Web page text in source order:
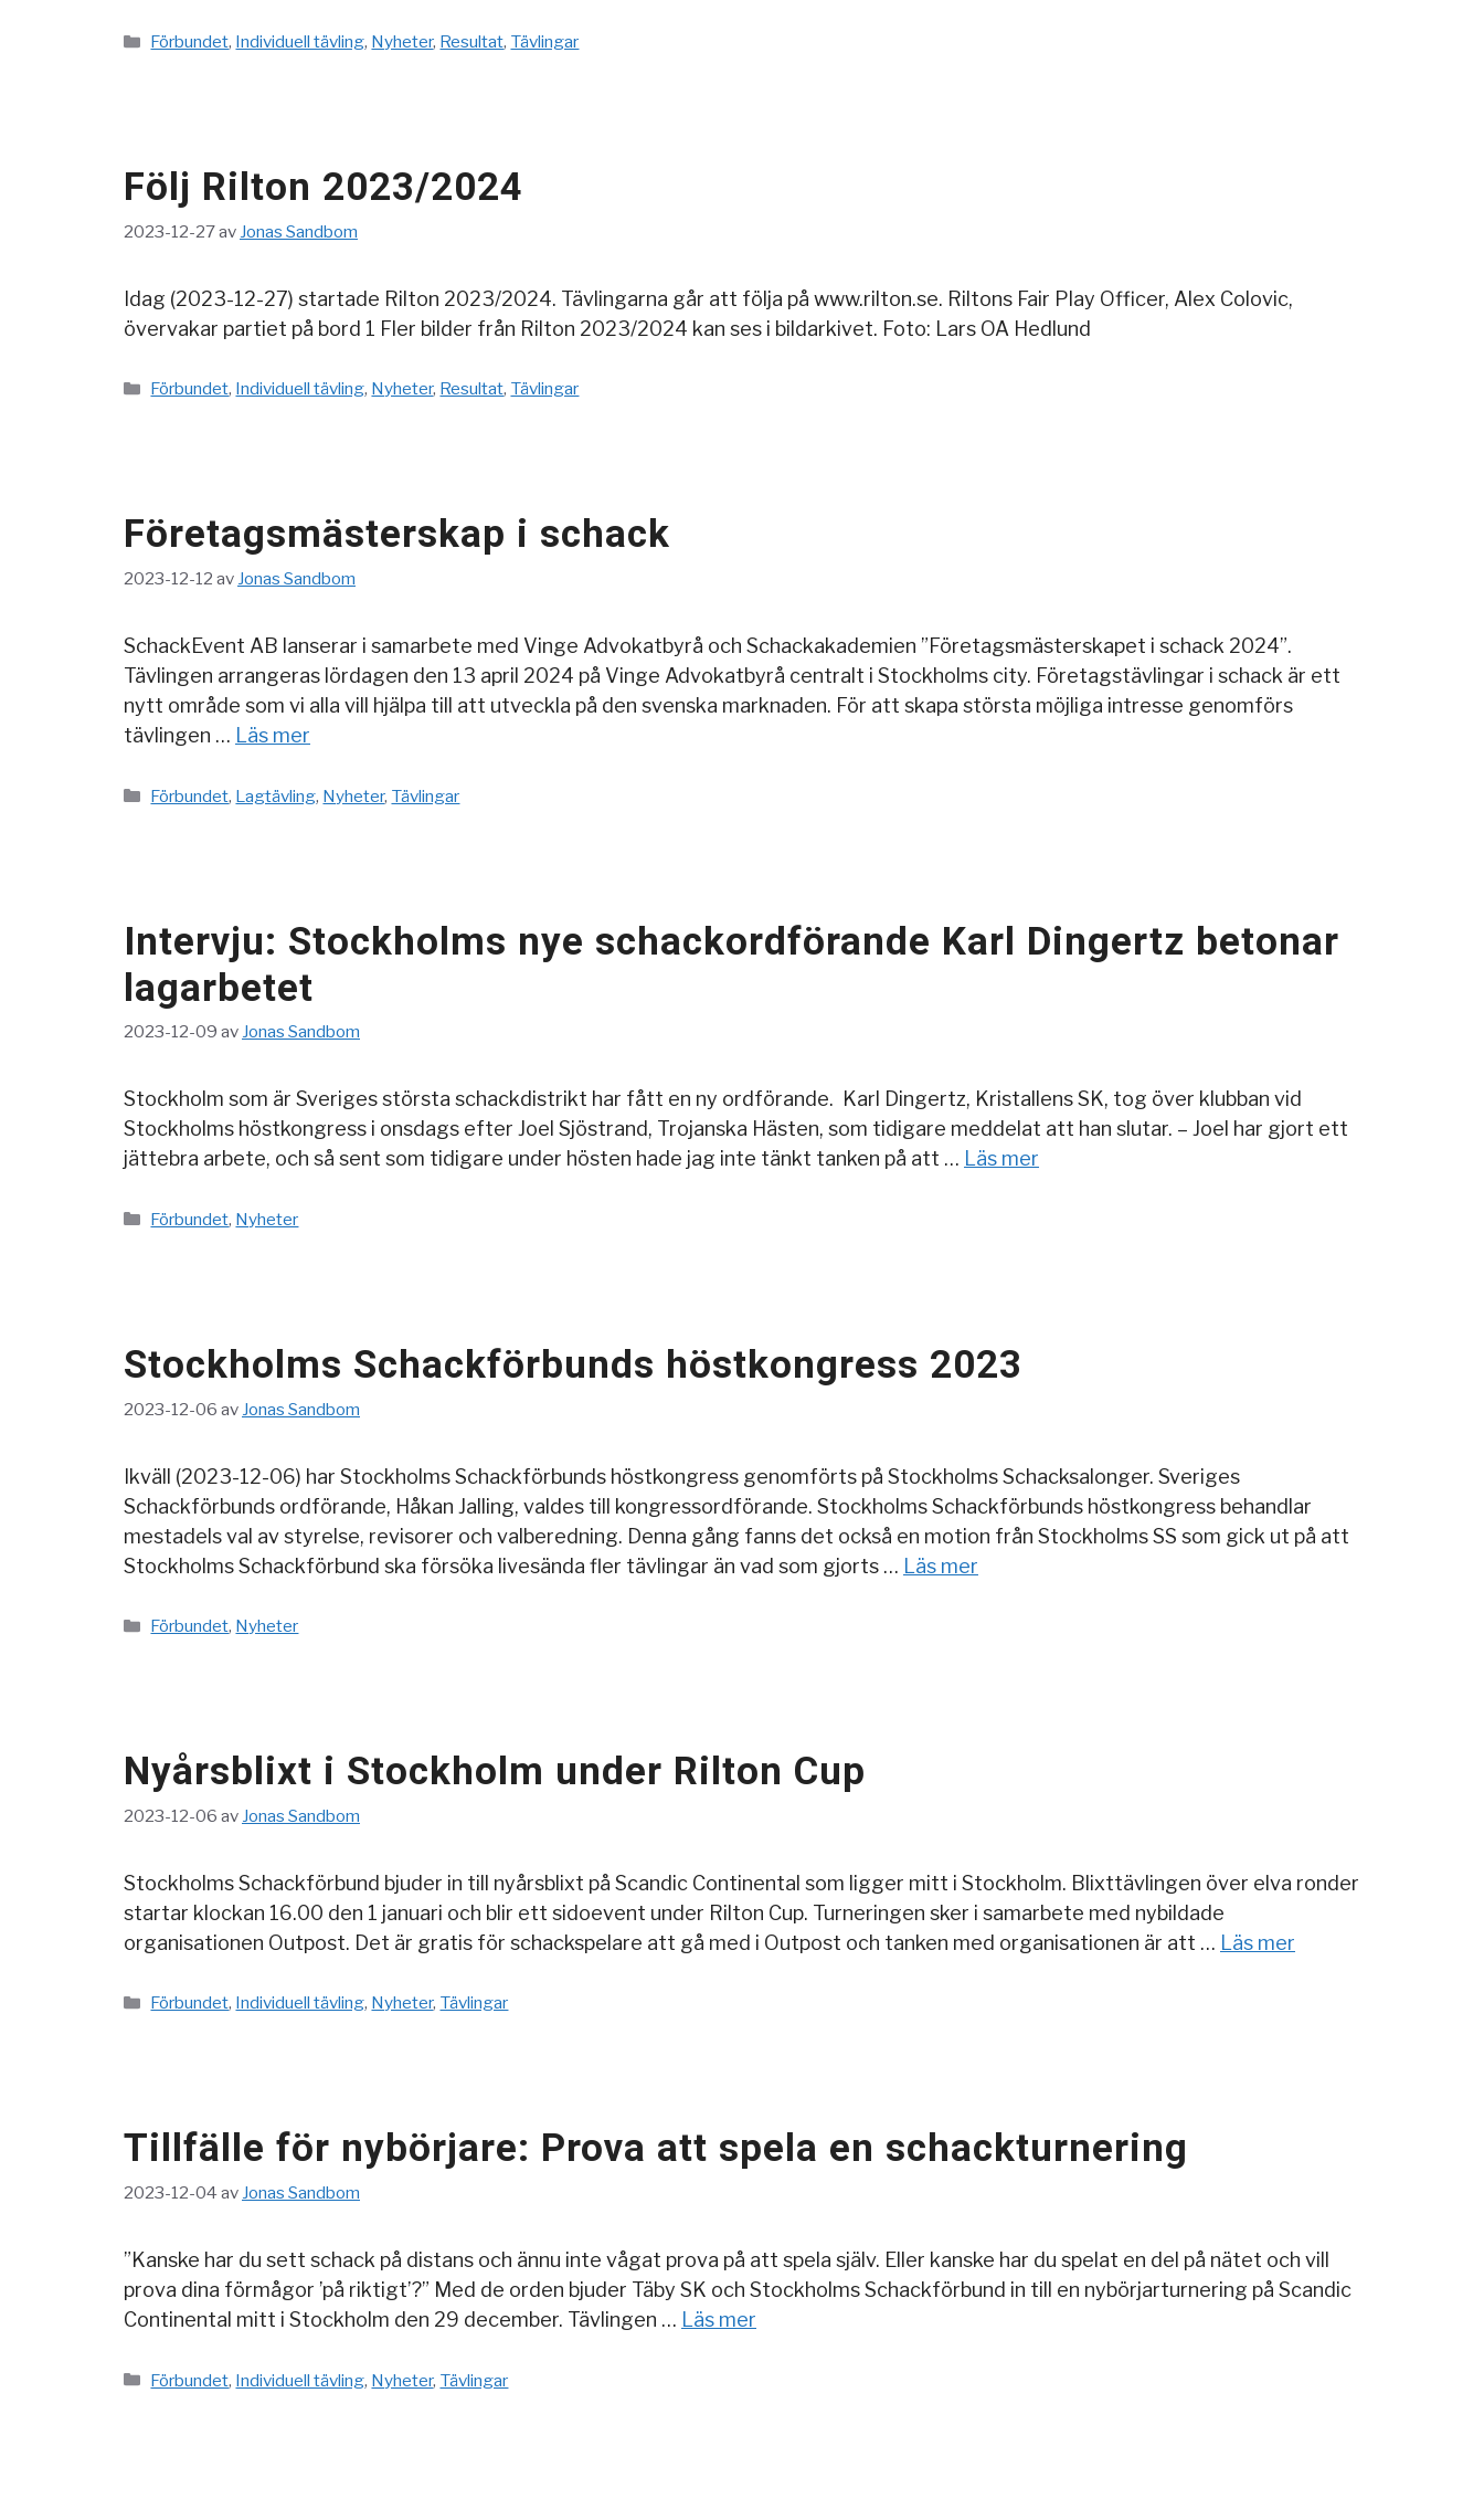
Kategorier
Förbundet, Individuell tävling, Nyheter, Resultat, Tävlingar
Följ Rilton 2023/2024
2023-12-27av Jonas Sandbom
Idag (2023-12-27) startade Rilton 2023/2024. Tävlingarna går att följa på www.rilton.se. Riltons Fair Play Officer, Alex Colovic,
övervakar partiet på bord 1 Fler bilder från Rilton 2023/2024 kan ses i bildarkivet. Foto: Lars OA Hedlund
Kategorier
Förbundet, Individuell tävling, Nyheter, Resultat, Tävlingar
Företagsmästerskap i schack
2023-12-12 av Jonas Sandbom
SchackEvent AB lanserar i samarbete med Vinge Advokatbyrå och Schackakademien ”Företagsmästerskapet i schack 2024”.
Tävlingen arrangeras lördagen den 13 april 2024 på Vinge Advokatbyrå centralt i Stockholms city. Företagstävlingar i schack är ett
nytt område som vi alla vill hjälpa till att utveckla på den svenska marknaden. För att skapa största möjliga intresse genomförs
tävlingen … Läs mer
Kategorier
Förbundet, Lagtävling, Nyheter, Tävlingar
Intervju: Stockholms nye schackordförande Karl Dingertz betonar
lagarbetet
2023-12-09 av Jonas Sandbom
Stockholm som är Sveriges största schackdistrikt har fått en ny ordförande. Karl Dingertz, Kristallens SK, tog över klubban vid
Stockholms höstkongress i onsdags efter Joel Sjöstrand, Trojanska Hästen, som tidigare meddelat att han slutar. – Joel har gjort ett
jättebra arbete, och så sent som tidigare under hösten hade jag inte tänkt tanken på att … Läs mer
Kategorier
Förbundet, Nyheter
Stockholms Schackförbunds höstkongress 2023
2023-12-06 av Jonas Sandbom
Ikväll (2023-12-06) har Stockholms Schackförbunds höstkongress genomförts på Stockholms Schacksalonger. Sveriges
Schackförbunds ordförande, Håkan Jalling, valdes till kongressordförande. Stockholms Schackförbunds höstkongress behandlar
mestadels val av styrelse, revisorer och valberedning. Denna gång fanns det också en motion från Stockholms SS som gick ut på att
Stockholms Schackförbund ska försöka livesända fler tävlingar än vad som gjorts … Läs mer
Kategorier
Förbundet, Nyheter
Nyårsblixt i Stockholm under Rilton Cup
2023-12-06 av Jonas Sandbom
Stockholms Schackförbund bjuder in till nyårsblixt på Scandic Continental som ligger mitt i Stockholm. Blixttävlingen över elva ronder
startar klockan 16.00 den 1 januari och blir ett sidoevent under Rilton Cup. Turneringen sker i samarbete med nybildade
organisationen Outpost. Det är gratis för schackspelare att gå med i Outpost och tanken med organisationen är att … Läs mer
Kategorier
Förbundet, Individuell tävling, Nyheter, Tävlingar
Tillfälle för nybörjare: Prova att spela en schackturnering
2023-12-04av Jonas Sandbom
”Kanske har du sett schack på distans och ännu inte vågat prova på att spela själv. Eller kanske har du spelat en del på nätet och vill
prova dina förmågor ’på riktigt’?” Med de orden bjuder Täby SK och Stockholms Schackförbund in till en nybörjarturnering på Scandic
Continental mitt i Stockholm den 29 december. Tävlingen … Läs mer
Kategorier
Förbundet, Individuell tävling, Nyheter, Tävlingar